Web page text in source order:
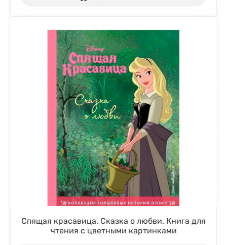
Спящая красавица. Сказка о любви. Книга для
чтения с цветными картинками